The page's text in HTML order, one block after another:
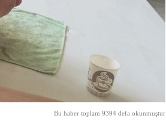
Bu haber toplam 9394 defa okunmuştur